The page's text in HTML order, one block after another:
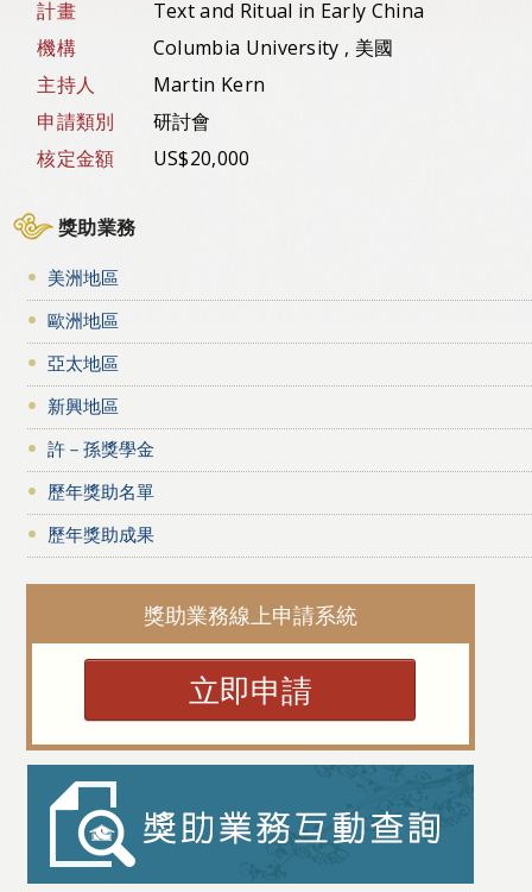
計畫
Text and Ritual in Early China
機構
Columbia University , 美國
主持人
Martin Kern
申請類別
研討會
核定金額
US$20,000
獎助業務
美洲地區
歐洲地區
亞太地區
新興地區
許－孫獎學金
歷年獎助名單
歷年獎助成果
獎助業務線上申請系統
立即申請